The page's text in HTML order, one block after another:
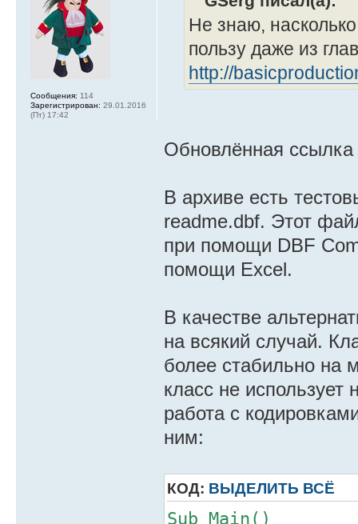
Сообщения: 114
Зарегистрирован: 29.01.2016
(Пт) 17:42
Не знаю,
пользу даже из
http://
Обновлённая
В архиве есть
readme.dbf. Этот
при помощи DBF
помощи Excel.
В качестве
на всякий случай.
более стабильно на
класс не использует
работа с
ним:
КОД: ВЫДЕЛИТЬ ВСЁ
Sub Main()